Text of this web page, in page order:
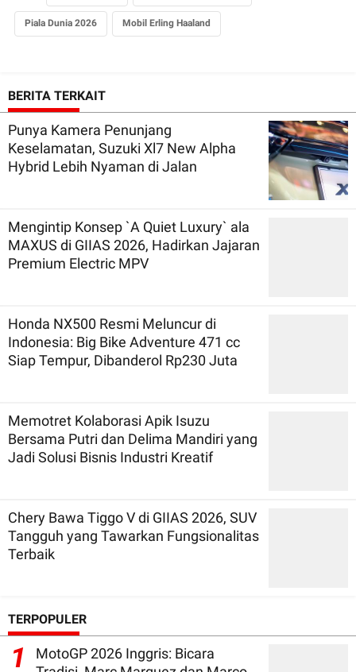
Piala Dunia 2026 Mobil Erling Haaland
BERITA TERKAIT
Punya Kamera Penunjang
Keselamatan, Suzuki Xl7 New Alpha
Hybrid Lebih Nyaman di Jalan
Mengintip Konsep `A Quiet Luxury` ala
MAXUS di GIIAS 2026, Hadirkan Jajaran
Premium Electric MPV
Honda NX500 Resmi Meluncur di
Indonesia: Big Bike Adventure 471 cc
Siap Tempur, Dibanderol Rp230 Juta
Memotret Kolaborasi Apik Isuzu
Bersama Putri dan Delima Mandiri yang
Jadi Solusi Bisnis Industri Kreatif
Chery Bawa Tiggo V di GIIAS 2026, SUV
Tangguh yang Tawarkan Fungsionalitas
Terbaik
TERPOPULER
1
MotoGP 2026 Inggris: Bicara